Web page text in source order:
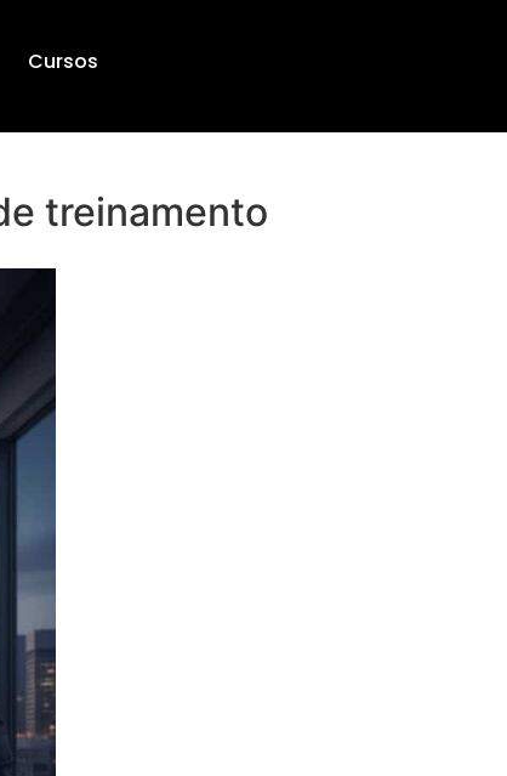
Cursos
treinamento